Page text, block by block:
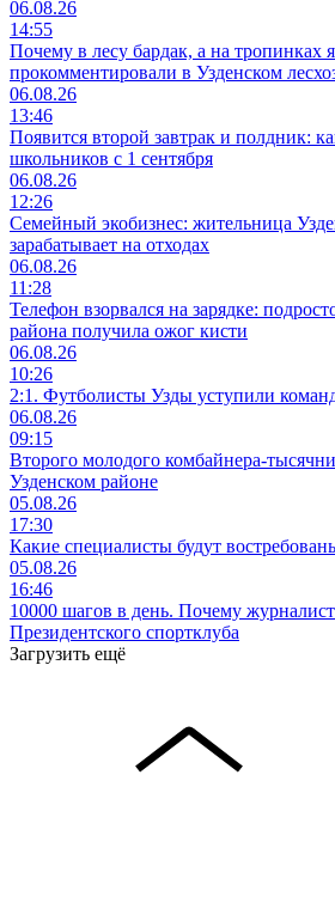
06.08.26
14:55
Почему в лесу бардак, а на тропинках
прокомментировали в Узденском
06.08.26
13:46
Появится второй завтрак и полдник:
школьников с 1 сентября
06.08.26
12:26
Семейный экобизнес: жительница
зарабатывает на отходах
06.08.26
11:28
Телефон взорвался на зарядке:
района получила ожог кисти
06.08.26
10:26
2:1. Футболисты Узды уступили
06.08.26
09:15
Второго молодого комбайнера-
Узденском районе
05.08.26
17:30
Какие специалисты будут
05.08.26
16:46
10000 шагов в день. Почему
Президентского спортклуба
Загрузить ещё